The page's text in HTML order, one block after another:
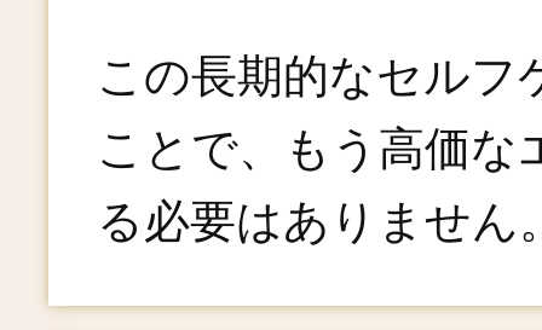
この長期的なセルフ
ことで、もう高価な
る必要はありません